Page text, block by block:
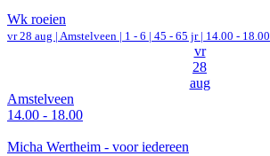
Wk roeien
vr 28 aug | Amstelveen | 1 - 6 | 45 - 65 jr | 14.00 - 18.00
vr
28
aug
Amstelveen
14.00 - 18.00
Micha Wertheim - voor iedereen